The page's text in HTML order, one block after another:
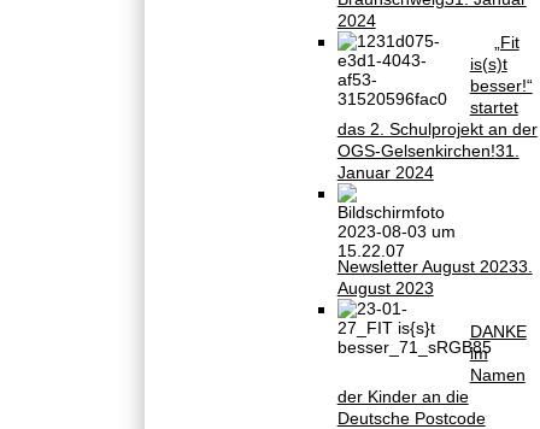
2024
„Fit
is(s)t
besser!“
startet
das 2. Schulprojekt an der
OGS-Gelsenkirchen!31.
Januar 2024
Newsletter August 20233.
August 2023
DANKE
im
Namen
der Kinder an die
Deutsche Postcode